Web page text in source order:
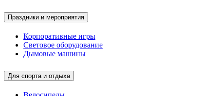
Праздники и мероприятия
Корпоративные игры
Световое оборудование
Дымовые машины
Для спорта и отдыха